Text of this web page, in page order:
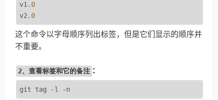
v1 . 0
v2 . 0
这个命令以字母顺序列出标签，但是它们显示的顺序并
不重要。
2、查看标签和它的备注 ：
git tag -l -